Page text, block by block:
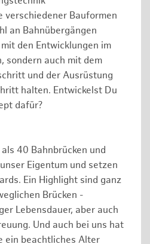
verschiedener Bauformen
an Bahnübergängen
den Entwicklungen im
sondern auch mit dem
und der Ausrüstung
halten. Entwickelst Du
dafür?
40 Bahnbrücken und
Eigentum und setzen
Ein Highlight sind ganz
Brücken -
Lebensdauer, aber auch
Und auch bei uns hat
ein beachtliches Alter